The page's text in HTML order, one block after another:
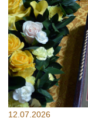
12.07.2026